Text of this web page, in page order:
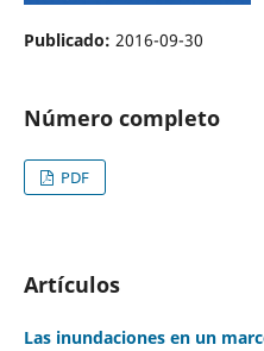
Publicado: 2016-09-30
Número completo
PDF
Artículos
Las inundaciones en un